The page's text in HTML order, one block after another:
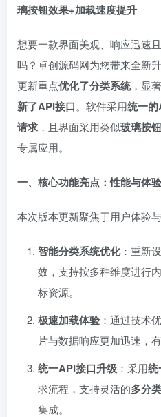
璃按钮效果+加载速度提升
想要一款界面美观、响应迅速
吗？卓创源码网为您带来全新
更新重点优化了分类系统，显著
新了API接口。软件采用统一的
请求 ，且界面采用类似玻璃按
专属应用。
一、核心功能亮点：性能与体
本次版本更新聚焦于用户体验
智能分类系统优化：重新
效，支持按多种维度进行
标资源。
极速加载体验：通过技术
片与数据响应更加迅速，
统一API接口升级 ：采用统
求流程，支持灵活的多分
集成。